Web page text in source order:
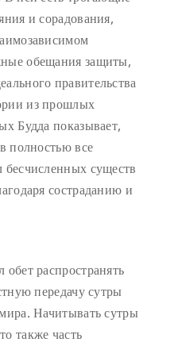
и сорадования,
обещания защиты,
правительства
из прошлых
Будда показывает,
полностью все
существ
состраданию и
распространять
передачу сутры
Начитывать сутры
также часть